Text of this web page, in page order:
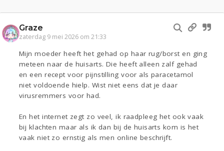
Graze
zaterdag 9 mei 2026 om 21:33
Mijn moeder heeft het gehad op haar rug/borst en ging
meteen naar de huisarts. Die heeft alleen zalf gehad
en een recept voor pijnstilling voor als paracetamol
niet voldoende hielp. Wist niet eens dat je daar
virusremmers voor had.
En het internet zegt zo veel, ik raadpleeg het ook vaak
bij klachten maar als ik dan bij de huisarts kom is het
vaak niet zo ernstig als men online beschrijft.